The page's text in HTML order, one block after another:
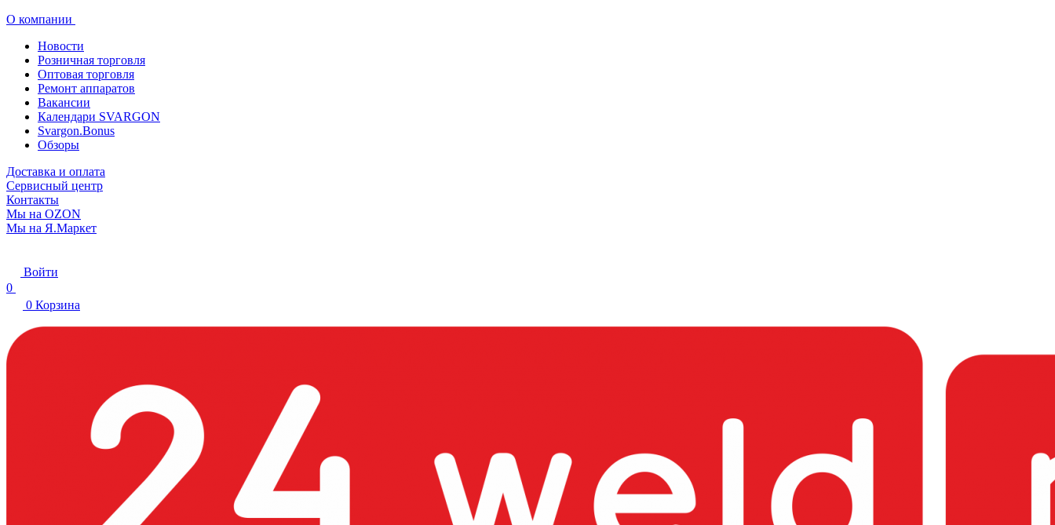
О компании
Новости
Розничная торговля
Оптовая торговля
Ремонт аппаратов
Вакансии
Календари SVARGON
Svargon.Bonus
Обзоры
Доставка и оплата
Сервисный центр
Контакты
Мы на OZON
Мы на Я.Маркет
Войти
0
0 Корзина